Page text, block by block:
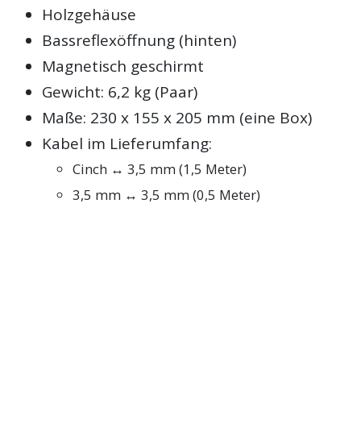
Holzgehäuse
Bassreflexöffnung (hinten)
Magnetisch geschirmt
Gewicht: 6,2 kg (Paar)
Maße: 230 x 155 x 205 mm (eine Box)
Kabel im Lieferumfang:
Cinch ↔ 3,5 mm (1,5 Meter)
3,5 mm ↔ 3,5 mm (0,5 Meter)